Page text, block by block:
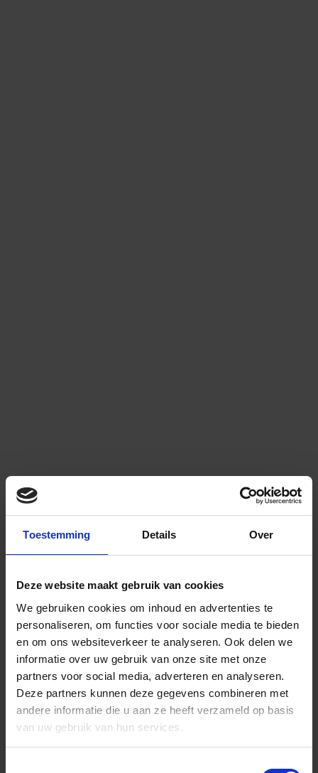
Toestemming Details Over
Deze website maakt gebruik van cookies
We gebruiken cookies om inhoud en advertenties te
personaliseren, om functies voor sociale media te bieden
en om ons websiteverkeer te analyseren. Ook delen we
informatie over uw gebruik van onze site met onze
partners voor social media, adverteren en analyseren.
Deze partners kunnen deze gegevens combineren met
andere informatie die u aan ze heeft verzameld op basis
van uw gebruik van hun services.